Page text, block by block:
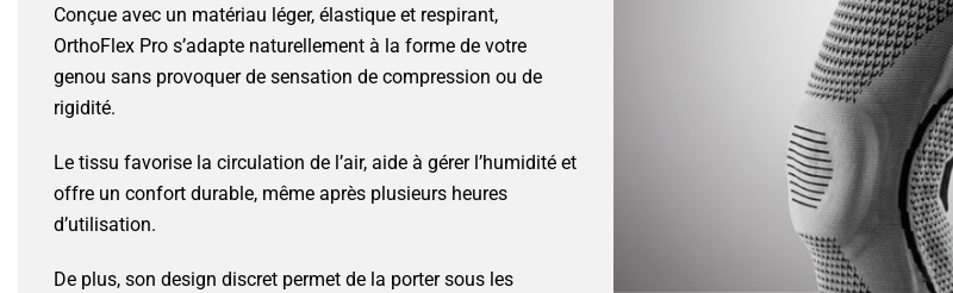
Conçue avec un matériau léger, élastique et respirant,
OrthoFlex Pro s’adapte naturellement à la forme de votre
genou sans provoquer de sensation de compression ou de
rigidité.
Le tissu favorise la circulation de l’air, aide à gérer l’humidité et
offre un confort durable, même après plusieurs heures
d’utilisation.
De plus, son design discret permet de la porter sous les